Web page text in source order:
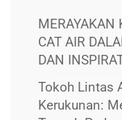
MERAYAKAN
CAT AIR
DAN
Tokoh Lintas
Kerukunan: